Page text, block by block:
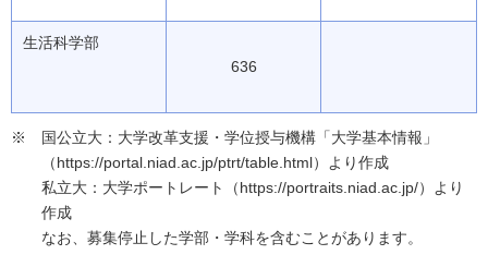
生活科学部
636
国公立大：大学改革支援・学位授与機構「大学基本情報」
（https://portal.niad.ac.jp/ptrt/table.html）より作成
私立大：大学ポートレート（https://portraits.niad.ac.jp/）より
作成
なお、募集停止した学部・学科を含むことがあります。